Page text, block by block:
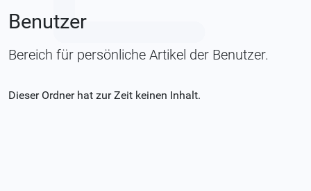
Benutzer
Bereich für persönliche Artikel der Benutzer.
Dieser Ordner hat zur Zeit keinen Inhalt.